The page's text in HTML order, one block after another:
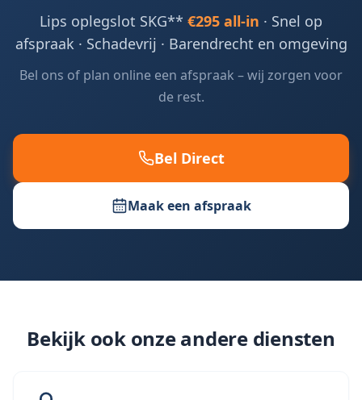
Lips oplegslot SKG** €295 all-in · Snel op
afspraak · Schadevrij · Barendrecht en omgeving
Bel ons of plan online een afspraak – wij zorgen voor
de rest.
Bel Direct
Maak een afspraak
Bekijk ook onze andere diensten